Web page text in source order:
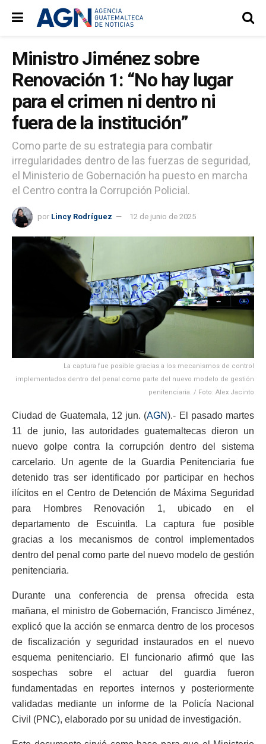
Ministro Jiménez sobre
Renovación 1: “No hay lugar
para el crimen ni dentro ni
fuera de la institución”
Como parte de su estrategia para combatir
irregularidades dentro de las fuerzas de seguridad,
el Ministerio de Gobernación ha puesto en marcha
el Centro contra la Corrupción Policial.
por Lincy Rodríguez 12 de junio de 2025
La captura fue posible gracias a los mecanismos de control
implementados dentro del penal como parte del nuevo modelo de gestión
penitenciaria. / Foto: Alex Jacinto
Ciudad de Guatemala, 12 jun. (AGN).- El pasado martes
11 de junio, las autoridades guatemaltecas dieron un
nuevo golpe contra la corrupción dentro del sistema
carcelario. Un agente de la Guardia Penitenciaria fue
detenido tras ser identificado por participar en hechos
ilícitos en el Centro de Detención de Máxima Seguridad
para Hombres Renovación 1, ubicado en el
departamento de Escuintla. La captura fue posible
gracias a los mecanismos de control implementados
dentro del penal como parte del nuevo modelo de gestión
penitenciaria.
Durante una conferencia de prensa ofrecida esta
mañana, el ministro de Gobernación, Francisco Jiménez,
explicó que la acción se enmarca dentro de los procesos
de fiscalización y seguridad instaurados en el nuevo
esquema penitenciario. El funcionario afirmó que las
sospechas sobre el actuar del guardia fueron
fundamentadas en reportes internos y posteriormente
validadas mediante un informe de la Policía Nacional
Civil (PNC), elaborado por su unidad de investigación.